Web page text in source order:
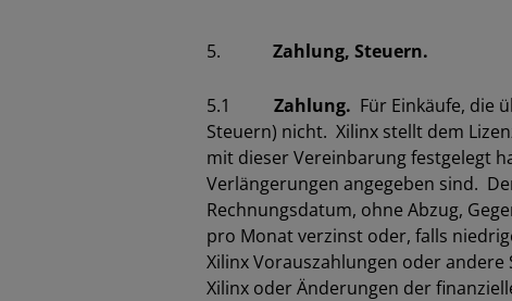
5. Zahlung, Steuern.
5.1 Zahlung. Für Einkäufe, die
Steuern) nicht. Xilinx stellt dem
mit dieser Vereinbarung festgelegt
Verlängerungen angegeben sind.
Rechnungsdatum, ohne Abzug,
pro Monat verzinst oder, falls
Xilinx Vorauszahlungen oder
Xilinx oder Änderungen der